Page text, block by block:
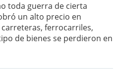
toda guerra de cierta
un alto precio en
ferrocarriles,
de bienes se perdieron en